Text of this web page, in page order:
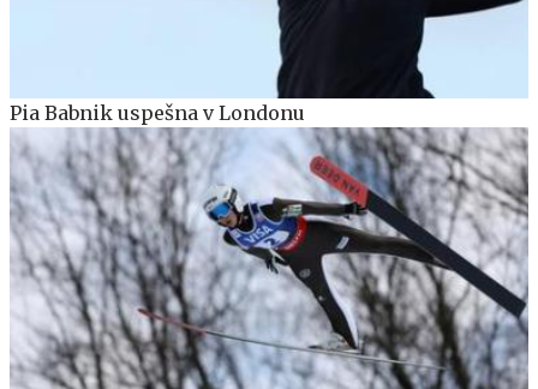
Pia Babnik uspešna v Londonu